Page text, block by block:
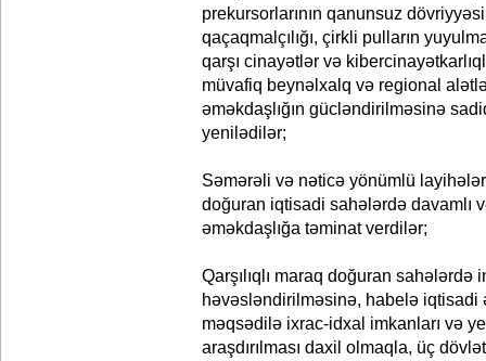
prekursorlarının qanunsuz
qaçaqmalçılığı, çirkli pulların
qarşı cinayətlər və
müvafiq beynəlxalq və regional
əməkdaşlığın gücləndirilməsinə
yenilədilər;
Səmərəli və nəticə yönümlü layihələr
doğuran iqtisadi sahələrdə davamlı
əməkdaşlığa təminat verdilər;
Qarşılıqlı maraq doğuran sahələrdə
həvəsləndirilməsinə, habelə iqtisadi
məqsədilə ixrac-idxal imkanları və
araşdırılması daxil olmaqla, üç